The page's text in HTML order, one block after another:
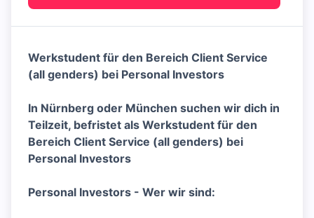
Werkstudent für den Bereich Client Service
(all genders) bei Personal Investors
In Nürnberg oder München suchen wir dich in
Teilzeit, befristet als Werkstudent für den
Bereich Client Service (all genders) bei
Personal Investors
Personal Investors - Wer wir sind: